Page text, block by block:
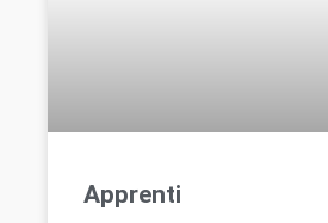
Apprenti